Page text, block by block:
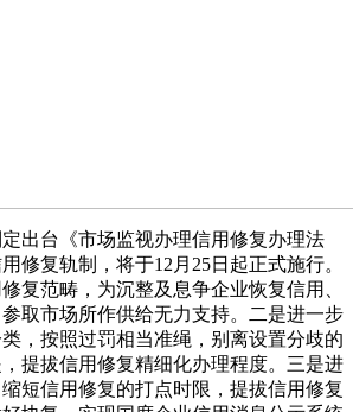
台《市场监视办理信用修复办理法
修复轨制，将于12月25日起正式施行。
复范畴，为沉整及息争企业恢复信用、
取市场所作供给无力支持。二是进一步
，按照过罚相当准绳，别离设置分歧的
提拔信用修复精细化办理程度。三是进
短信用修复的打点时限，提拔信用修复